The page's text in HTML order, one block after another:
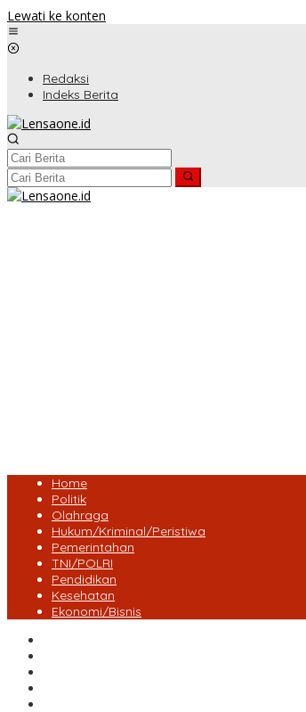
Lewati ke konten
Redaksi
Indeks Berita
Home
Politik
Olahraga
Hukum/Kriminal/Peristiwa
Pemerintahan
TNI/POLRI
Pendidikan
Kesehatan
Ekonomi/Bisnis